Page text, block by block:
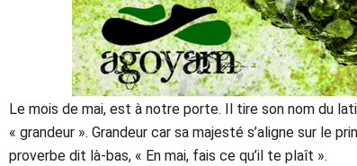
Le mois de mai, est à notre porte. Il tire son nom du
« grandeur ». Grandeur car sa majesté s’aligne sur le
proverbe dit là-bas, « En mai, fais ce qu’il te plaît ».